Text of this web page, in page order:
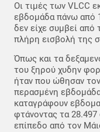
Οι τιμές των VLCC
εβδομάδα πάνω από
δεν είχε συμβεί από
πλήρη εισβολή της
Όπως και τα
του ξηρού χυδην
ήταν που ώθησαν
περασμένη
καταγράφουν
φτάνοντας τα
επίπεδο από τον